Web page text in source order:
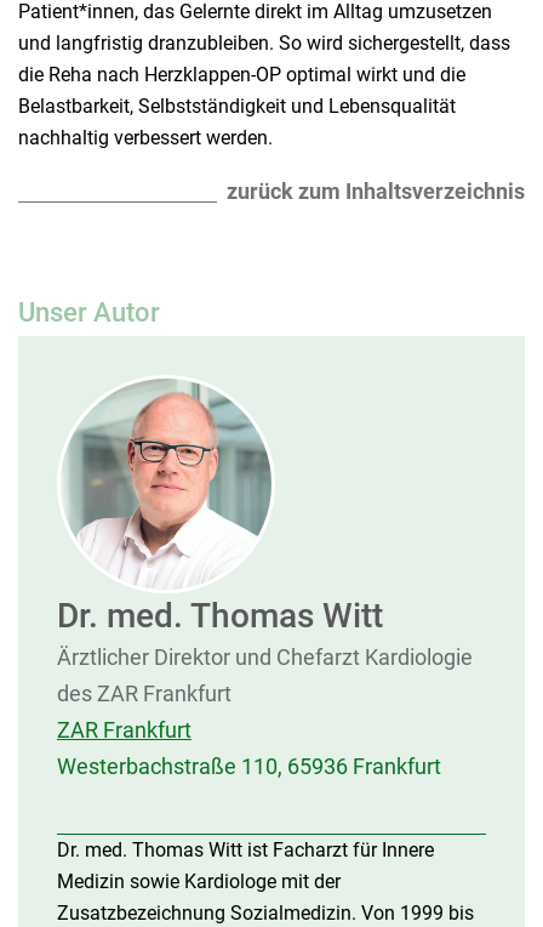
Patient*innen, das Gelernte direkt im Alltag umzusetzen
und langfristig dranzubleiben. So wird sichergestellt, dass
die Reha nach Herzklappen-OP optimal wirkt und die
Belastbarkeit, Selbstständigkeit und Lebensqualität
nachhaltig verbessert werden.
zurück zum Inhaltsverzeichnis
Unser Autor
Dr. med. Thomas Witt
Ärztlicher Direktor und Chefarzt Kardiologie
des ZAR Frankfurt
ZAR Frankfurt
Westerbachstraße 110, 65936 Frankfurt
Dr. med. Thomas Witt ist Facharzt für Innere
Medizin sowie Kardiologe mit der
Zusatzbezeichnung Sozialmedizin. Von 1999 bis